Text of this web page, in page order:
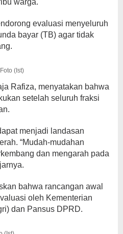
evaluasi menyeluruh
bayar (TB) agar tidak
(Ist)
Rafiza, menyatakan bahwa
setelah seluruh fraksi
menjadi landasan
“Mudah-mudahan
dan mengarah pada
bahwa rancangan awal
oleh Kementerian
dan Pansus DPRD.